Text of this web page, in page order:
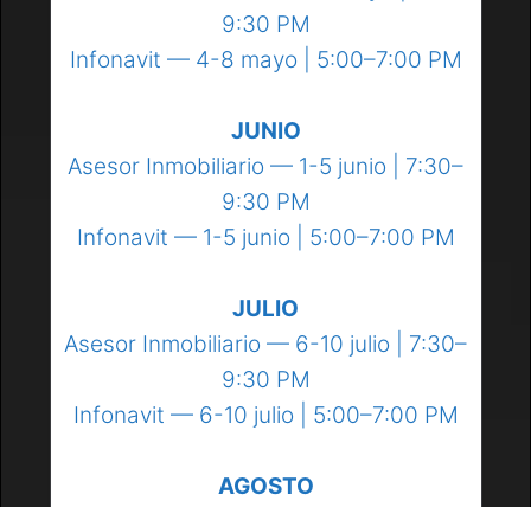
9:30 PM
Infonavit — 4-8 mayo | 5:00–7:00 PM
JUNIO
Asesor Inmobiliario — 1-5 junio | 7:30–
9:30 PM
Infonavit — 1-5 junio | 5:00–7:00 PM
JULIO
Asesor Inmobiliario — 6-10 julio | 7:30–
9:30 PM
Infonavit — 6-10 julio | 5:00–7:00 PM
AGOSTO